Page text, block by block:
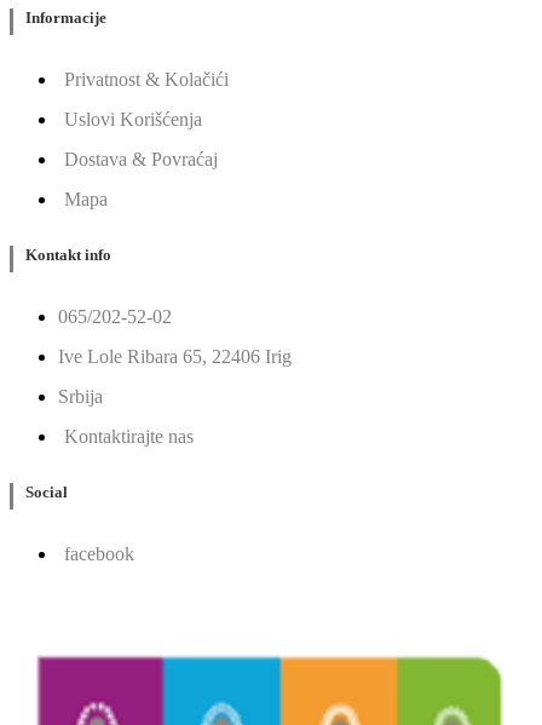
Informacije
Privatnost & Kolačići
Uslovi Korišćenja
Dostava & Povraćaj
Mapa
Kontakt info
065/202-52-02
Ive Lole Ribara 65, 22406 Irig
Srbija
Kontaktirajte nas
Social
facebook